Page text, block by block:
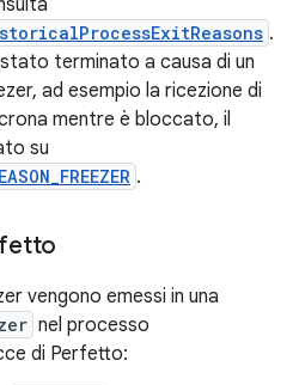
.
terminato a causa di un
ad esempio la ricezione di
mentre è bloccato, il
su
.
vengono emessi in una
nel processo
di Perfetto: